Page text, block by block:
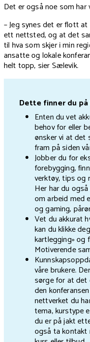
Det er også noe som
– Jeg synes det er flott
ett nettsted, og at det
til hva som skjer i min
ansatte og lokale
helt topp, sier Sælevik.
Dette finner du på
Enten du vet
behov for eller
ønsker vi at det
fram på siden
Jobber du for
forebygging,
verktøy, tips og
Her har du
om arbeid med
og gaming,
Vet du akkurat
kan du klikke
kartlegging» og
Motiverende
våre brukere.
sørge for at det
den
nettverket du
tema, kurstype
du er på jakt
også ta kontakt